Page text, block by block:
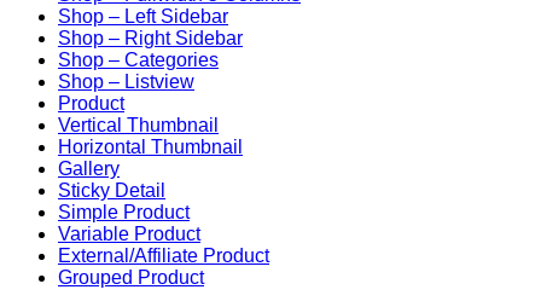
Shop – Left Sidebar
Shop – Right Sidebar
Shop – Categories
Shop – Listview
Product
Vertical Thumbnail
Horizontal Thumbnail
Gallery
Sticky Detail
Simple Product
Variable Product
External/Affiliate Product
Grouped Product